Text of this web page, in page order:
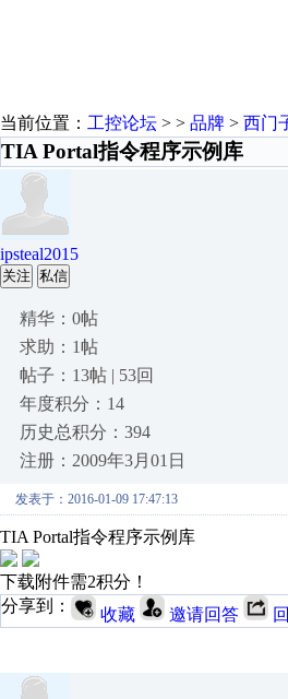
当前位置： 工控论坛 > > 品牌 > 西门
TIA Portal指令程序示例库
ipsteal2015
关注 私信
精华：0帖
求助：1帖
帖子：13帖 | 53回
年度积分：14
历史总积分：394
注册：2009年3月01日
发表于：2016-01-09 17:47:13
TIA Portal指令程序示例库
下载附件需2积分！
分享到：
收藏 邀请回答